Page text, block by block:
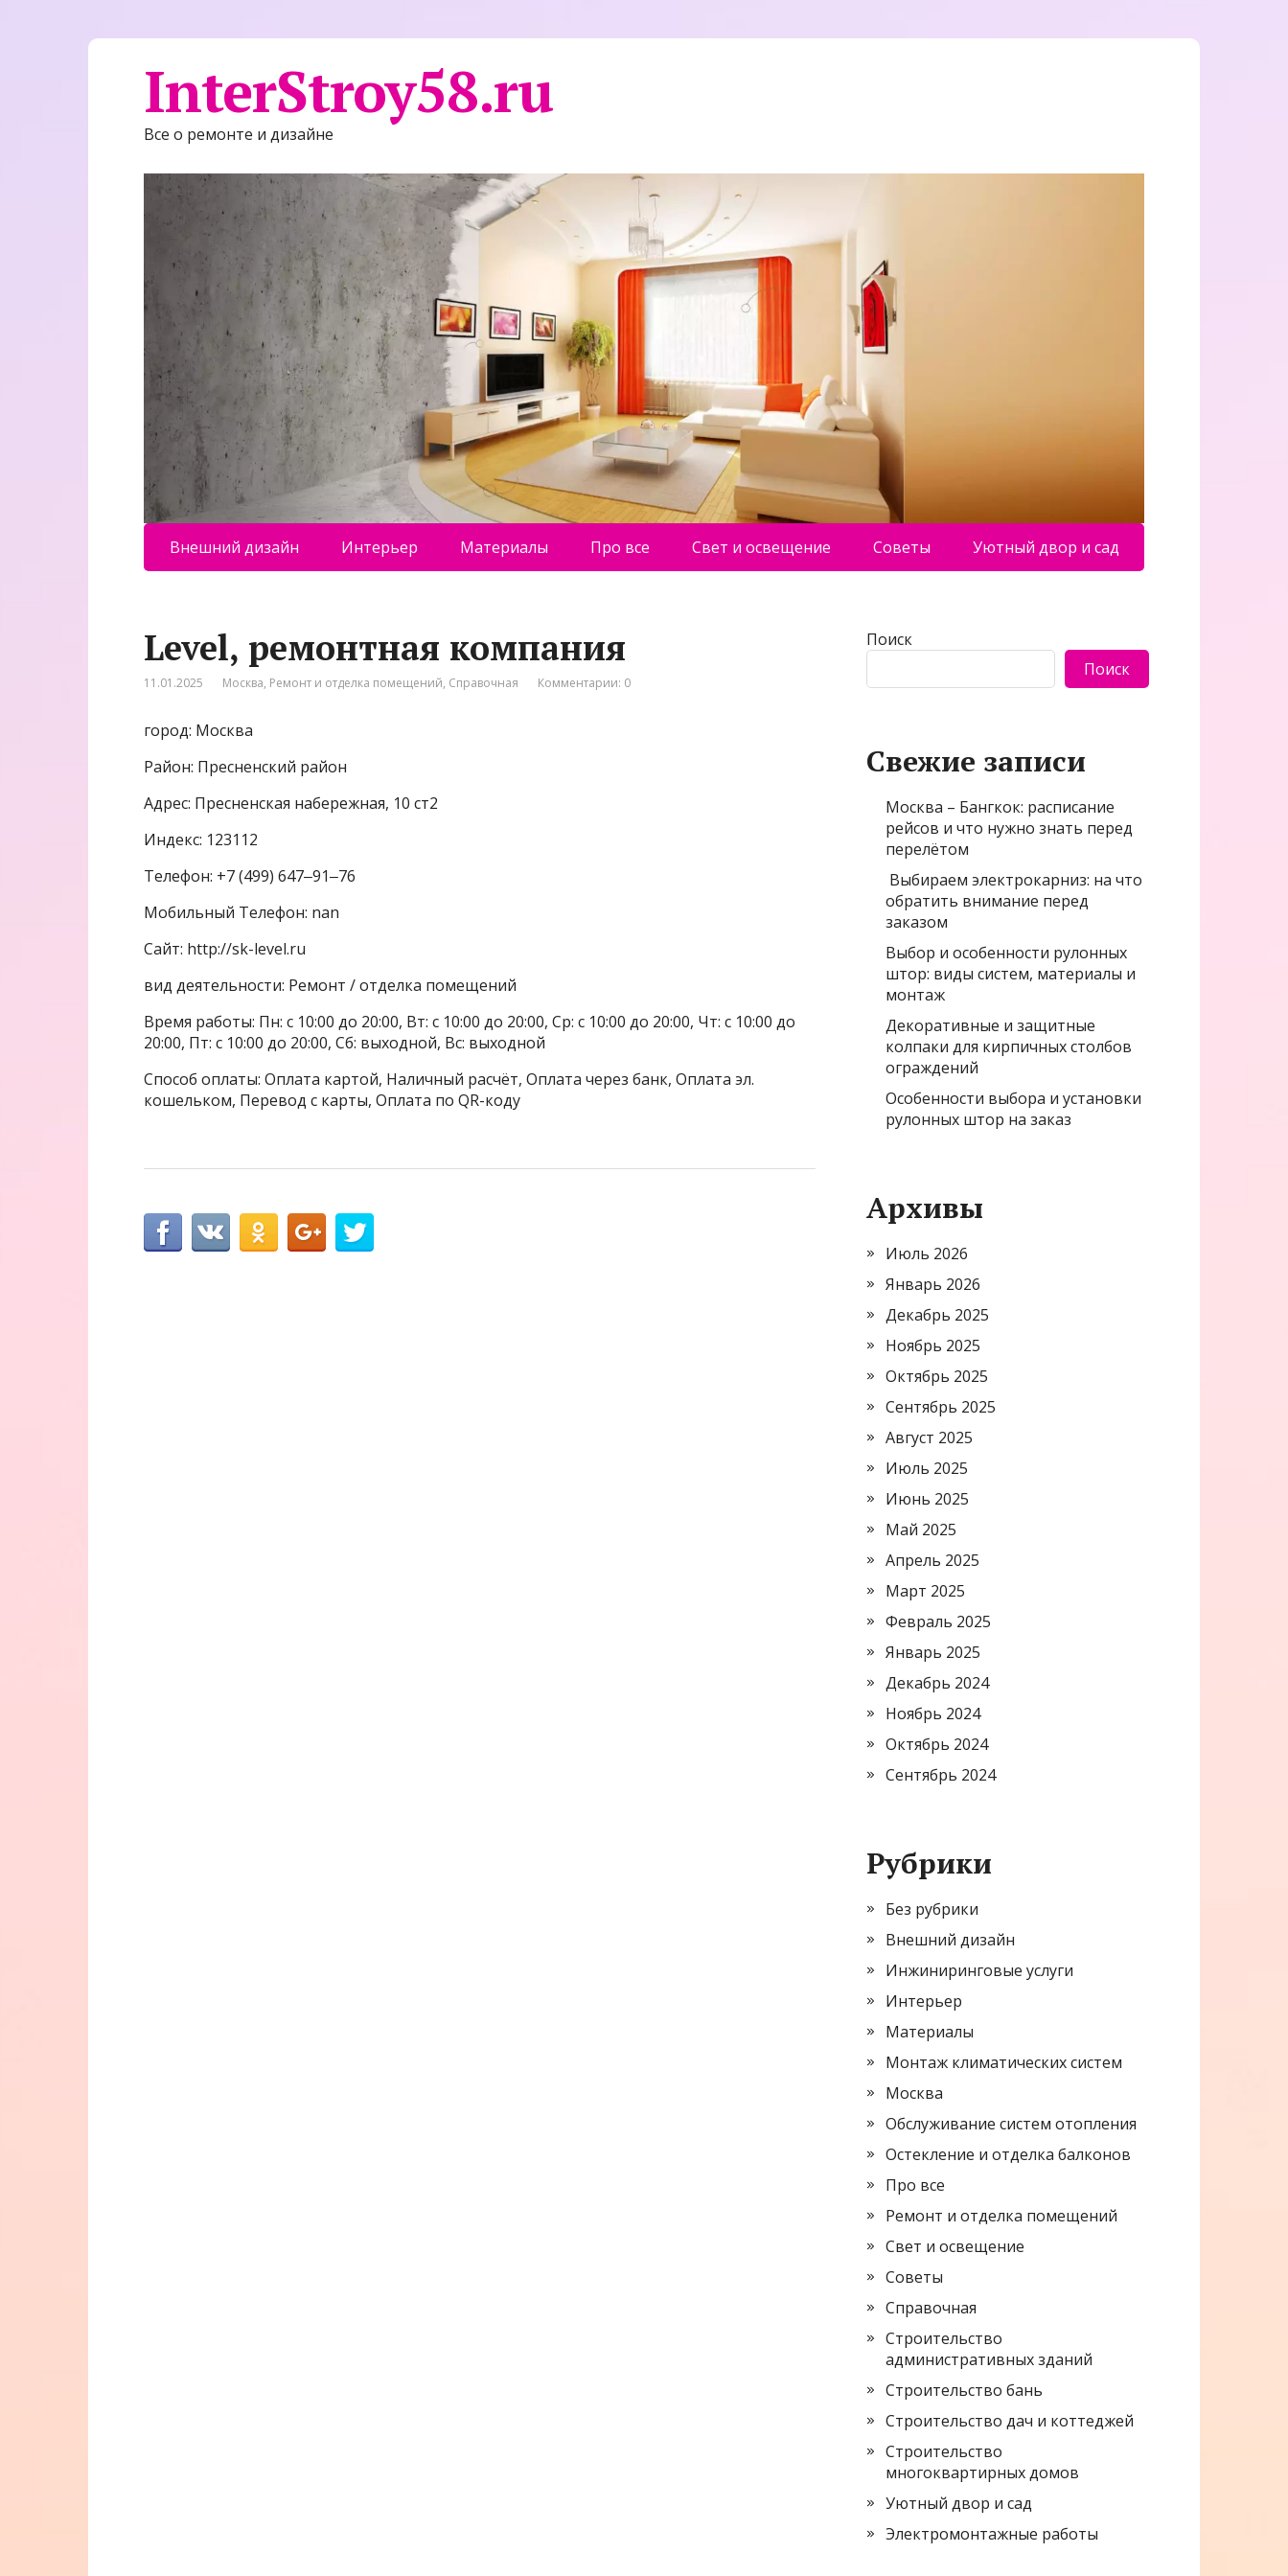
InterStroy58.ru
Все о ремонте и дизайне
Внешний дизайн Интерьер Материалы Про все Свет и освещение Советы Уютный двор и сад
Level, ремонтная компания
11.01.2025 Москва, Ремонт и отделка помещений, Справочная Комментарии: 0
город: Москва
Район: Пресненский район
Адрес: Пресненская набережная, 10 ст2
Индекс: 123112
Телефон: +7 (499) 647‒91‒76
Мобильный Телефон: nan
Сайт: http://sk-level.ru
вид деятельности: Ремонт / отделка помещений
Время работы: Пн: с 10:00 до 20:00, Вт: с 10:00 до 20:00, Ср: с 10:00 до 20:00, Чт: с 10:00 до
20:00, Пт: с 10:00 до 20:00, Сб: выходной, Вс: выходной
Способ оплаты: Оплата картой, Наличный расчёт, Оплата через банк, Оплата эл.
кошельком, Перевод с карты, Оплата по QR-коду
Поиск
Поиск
Свежие записи
Москва – Бангкок: расписание
рейсов и что нужно знать перед
перелётом
Выбираем электрокарниз: на что
обратить внимание перед
заказом
Выбор и особенности рулонных
штор: виды систем, материалы и
монтаж
Декоративные и защитные
колпаки для кирпичных столбов
ограждений
Особенности выбора и установки
рулонных штор на заказ
Архивы
Июль 2026
Январь 2026
Декабрь 2025
Ноябрь 2025
Октябрь 2025
Сентябрь 2025
Август 2025
Июль 2025
Июнь 2025
Май 2025
Апрель 2025
Март 2025
Февраль 2025
Январь 2025
Декабрь 2024
Ноябрь 2024
Октябрь 2024
Сентябрь 2024
Рубрики
Без рубрики
Внешний дизайн
Инжиниринговые услуги
Интерьер
Материалы
Монтаж климатических систем
Москва
Обслуживание систем отопления
Остекление и отделка балконов
Про все
Ремонт и отделка помещений
Свет и освещение
Советы
Справочная
Строительство
административных зданий
Строительство бань
Строительство дач и коттеджей
Строительство
многоквартирных домов
Уютный двор и сад
Электромонтажные работы